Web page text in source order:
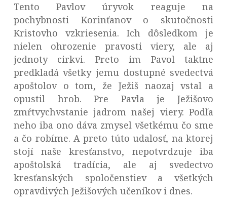
Tento Pavlov úryvok reaguje na
pochybnosti Korinťanov o skutočnosti
Kristovho vzkriesenia. Ich dôsledkom je
nielen ohrozenie pravosti viery, ale aj
jednoty cirkvi. Preto im Pavol taktne
predkladá všetky jemu dostupné svedectvá
apoštolov o tom, že Ježiš naozaj vstal a
opustil hrob. Pre Pavla je Ježišovo
zmŕtvychvstanie jadrom našej viery. Podľa
neho iba ono dáva zmysel všetkému čo sme
a čo robíme. A preto túto udalosť, na ktorej
stojí naše kresťanstvo, nepotvrdzuje iba
apoštolská tradícia, ale aj svedectvo
kresťanských spoločenstiev a všetkých
opravdivých Ježišových učeníkov i dnes.